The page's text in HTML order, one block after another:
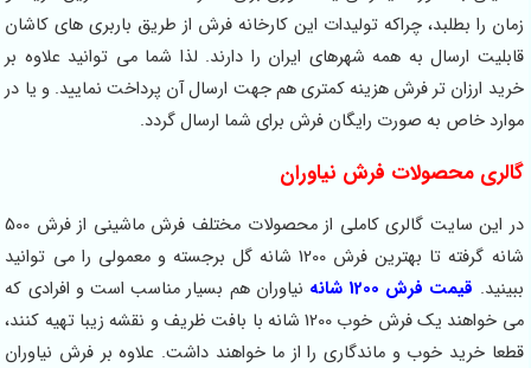
زمان را بطلبد، چراکه تولیدات این کارخانه فرش از طریق باربری های کاشان
قابلیت ارسال به همه شهرهای ایران را دارند. لذا شما می توانید علاوه بر
خرید ارزان تر فرش هزینه کمتری هم جهت ارسال آن پرداخت نمایید. و یا در
موارد خاص به صورت رایگان فرش برای شما ارسال گردد.
گالری محصولات فرش نیاوران
در این سایت گالری کاملی از محصولات مختلف فرش ماشینی از فرش 500
شانه گرفته تا بهترین فرش 1200 شانه گل برجسته و معمولی را می توانید
ببینید. قیمت فرش 1200 شانه
نیاوران هم بسیار مناسب است و افرادی که
می خواهند یک فرش خوب 1200 شانه با بافت ظریف و نقشه زیبا تهیه کنند،
قطعا خرید خوب و ماندگاری را از ما خواهند داشت. علاوه بر فرش نیاوران